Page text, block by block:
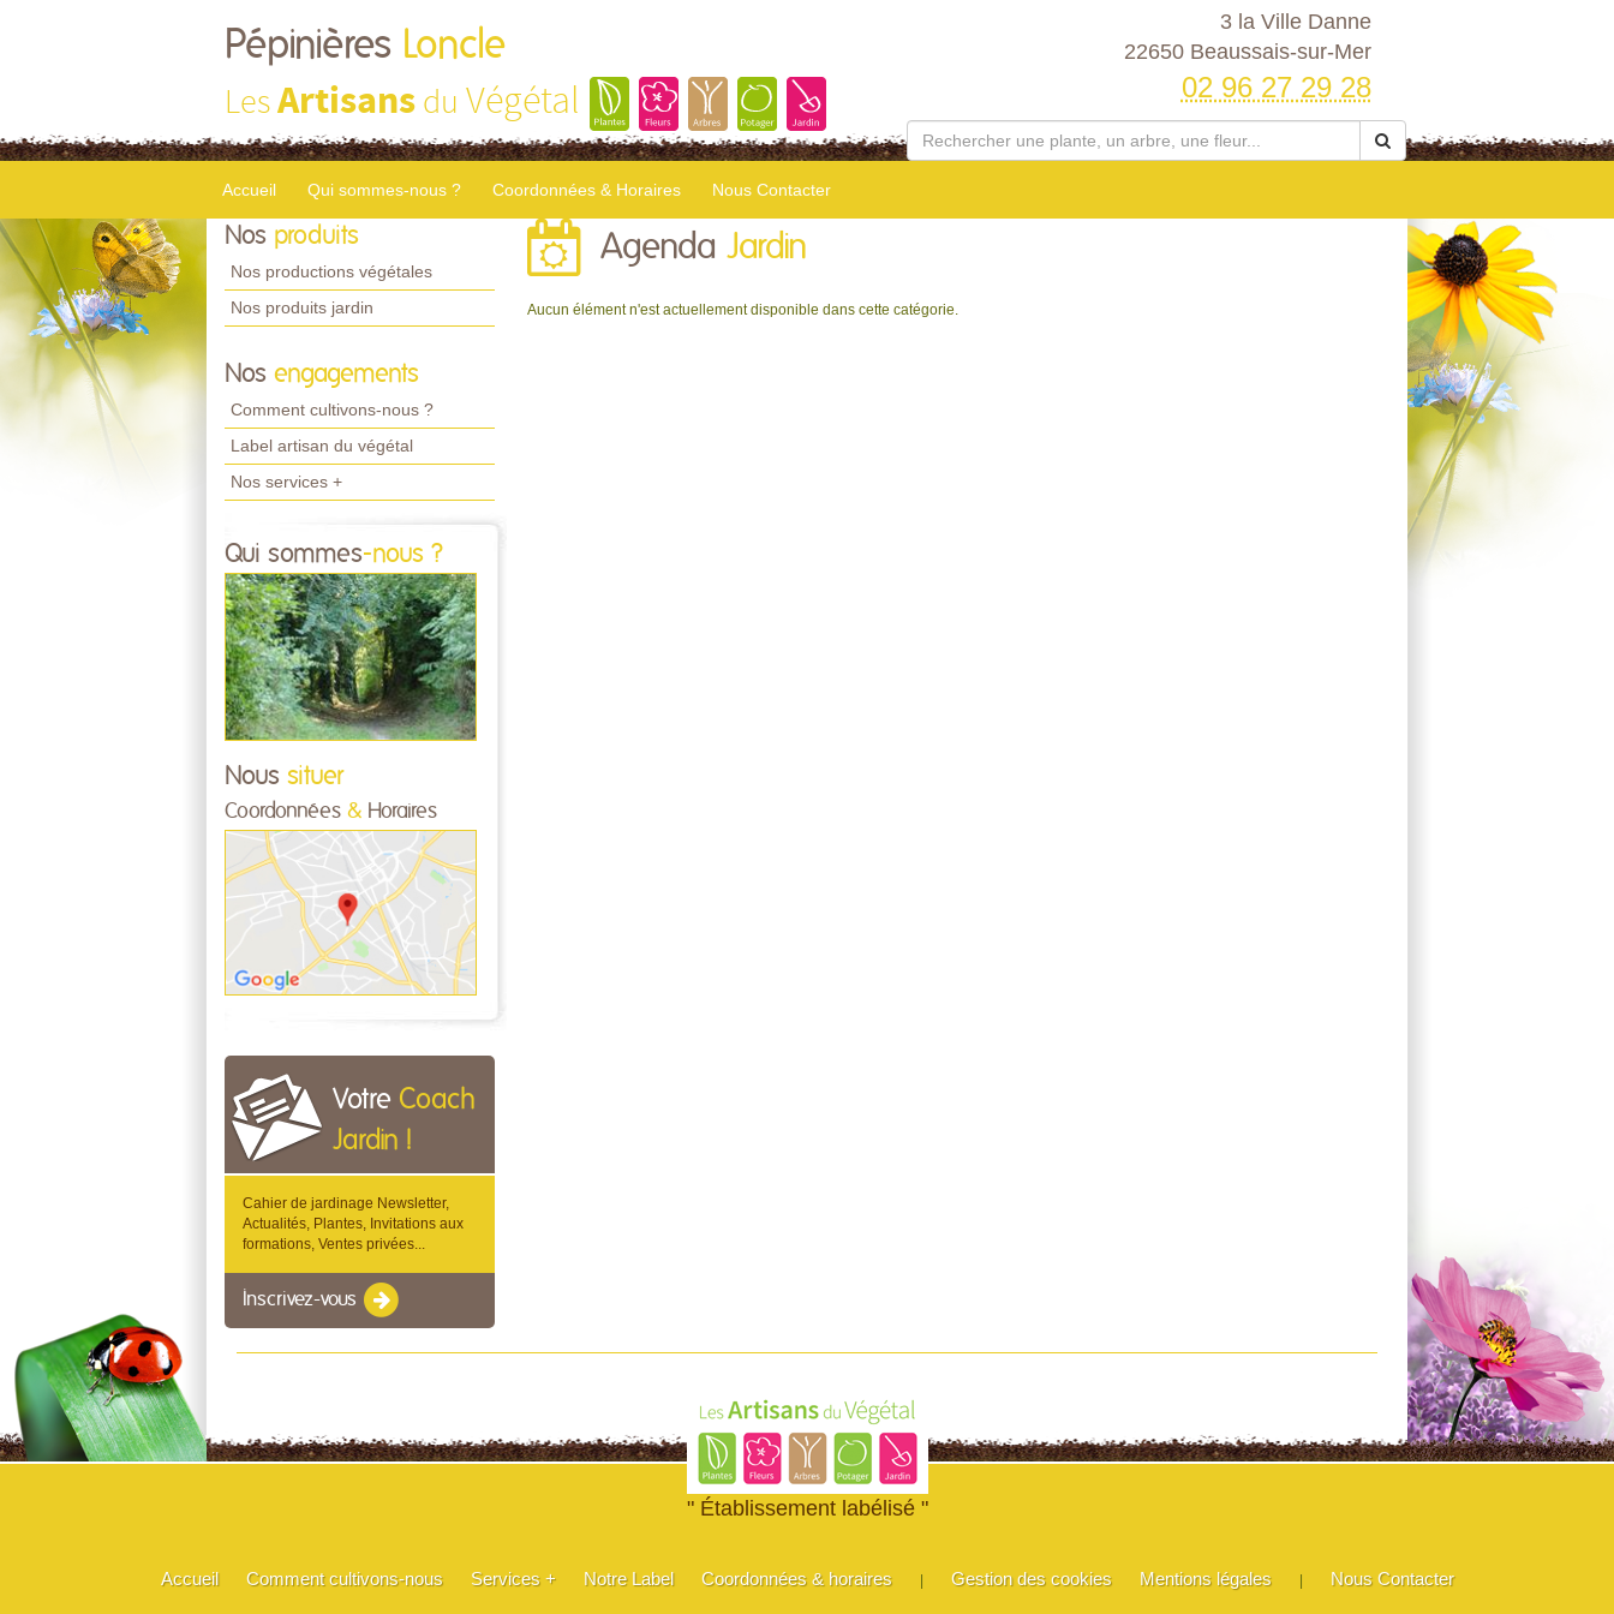
Pépinières Loncle
LesArtisans du Végétal
3 la Ville Danne
22650 Beaussais-sur-Mer
02 96 27 29 28
Accueil Qui sommes-nous ? Coordonnées & Horaires Nous Contacter
Nos produits
Nos productions végétales
Nos produits jardin
Nos engagements
Comment cultivons-nous ?
Label artisan du végétal
Nos services +
Qui sommes-nous ?
Nous situer
Coordonnées & Horaires
Votre Coach
Jardin !
Cahier de jardinage Newsletter,
Actualités, Plantes, Invitations aux
formations, Ventes privées...
Inscrivez-vous
Agenda Jardin
Aucun élément n'est actuellement disponible dans cette catégorie.
" Établissement labélisé "
Accueil Comment cultivons-nous Services + Notre Label Coordonnées & horaires | Gestion des cookies Mentions légales | Nous Contacter